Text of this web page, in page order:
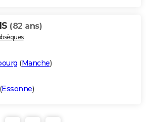
(82 ans)
(Manche)
(Essonne)